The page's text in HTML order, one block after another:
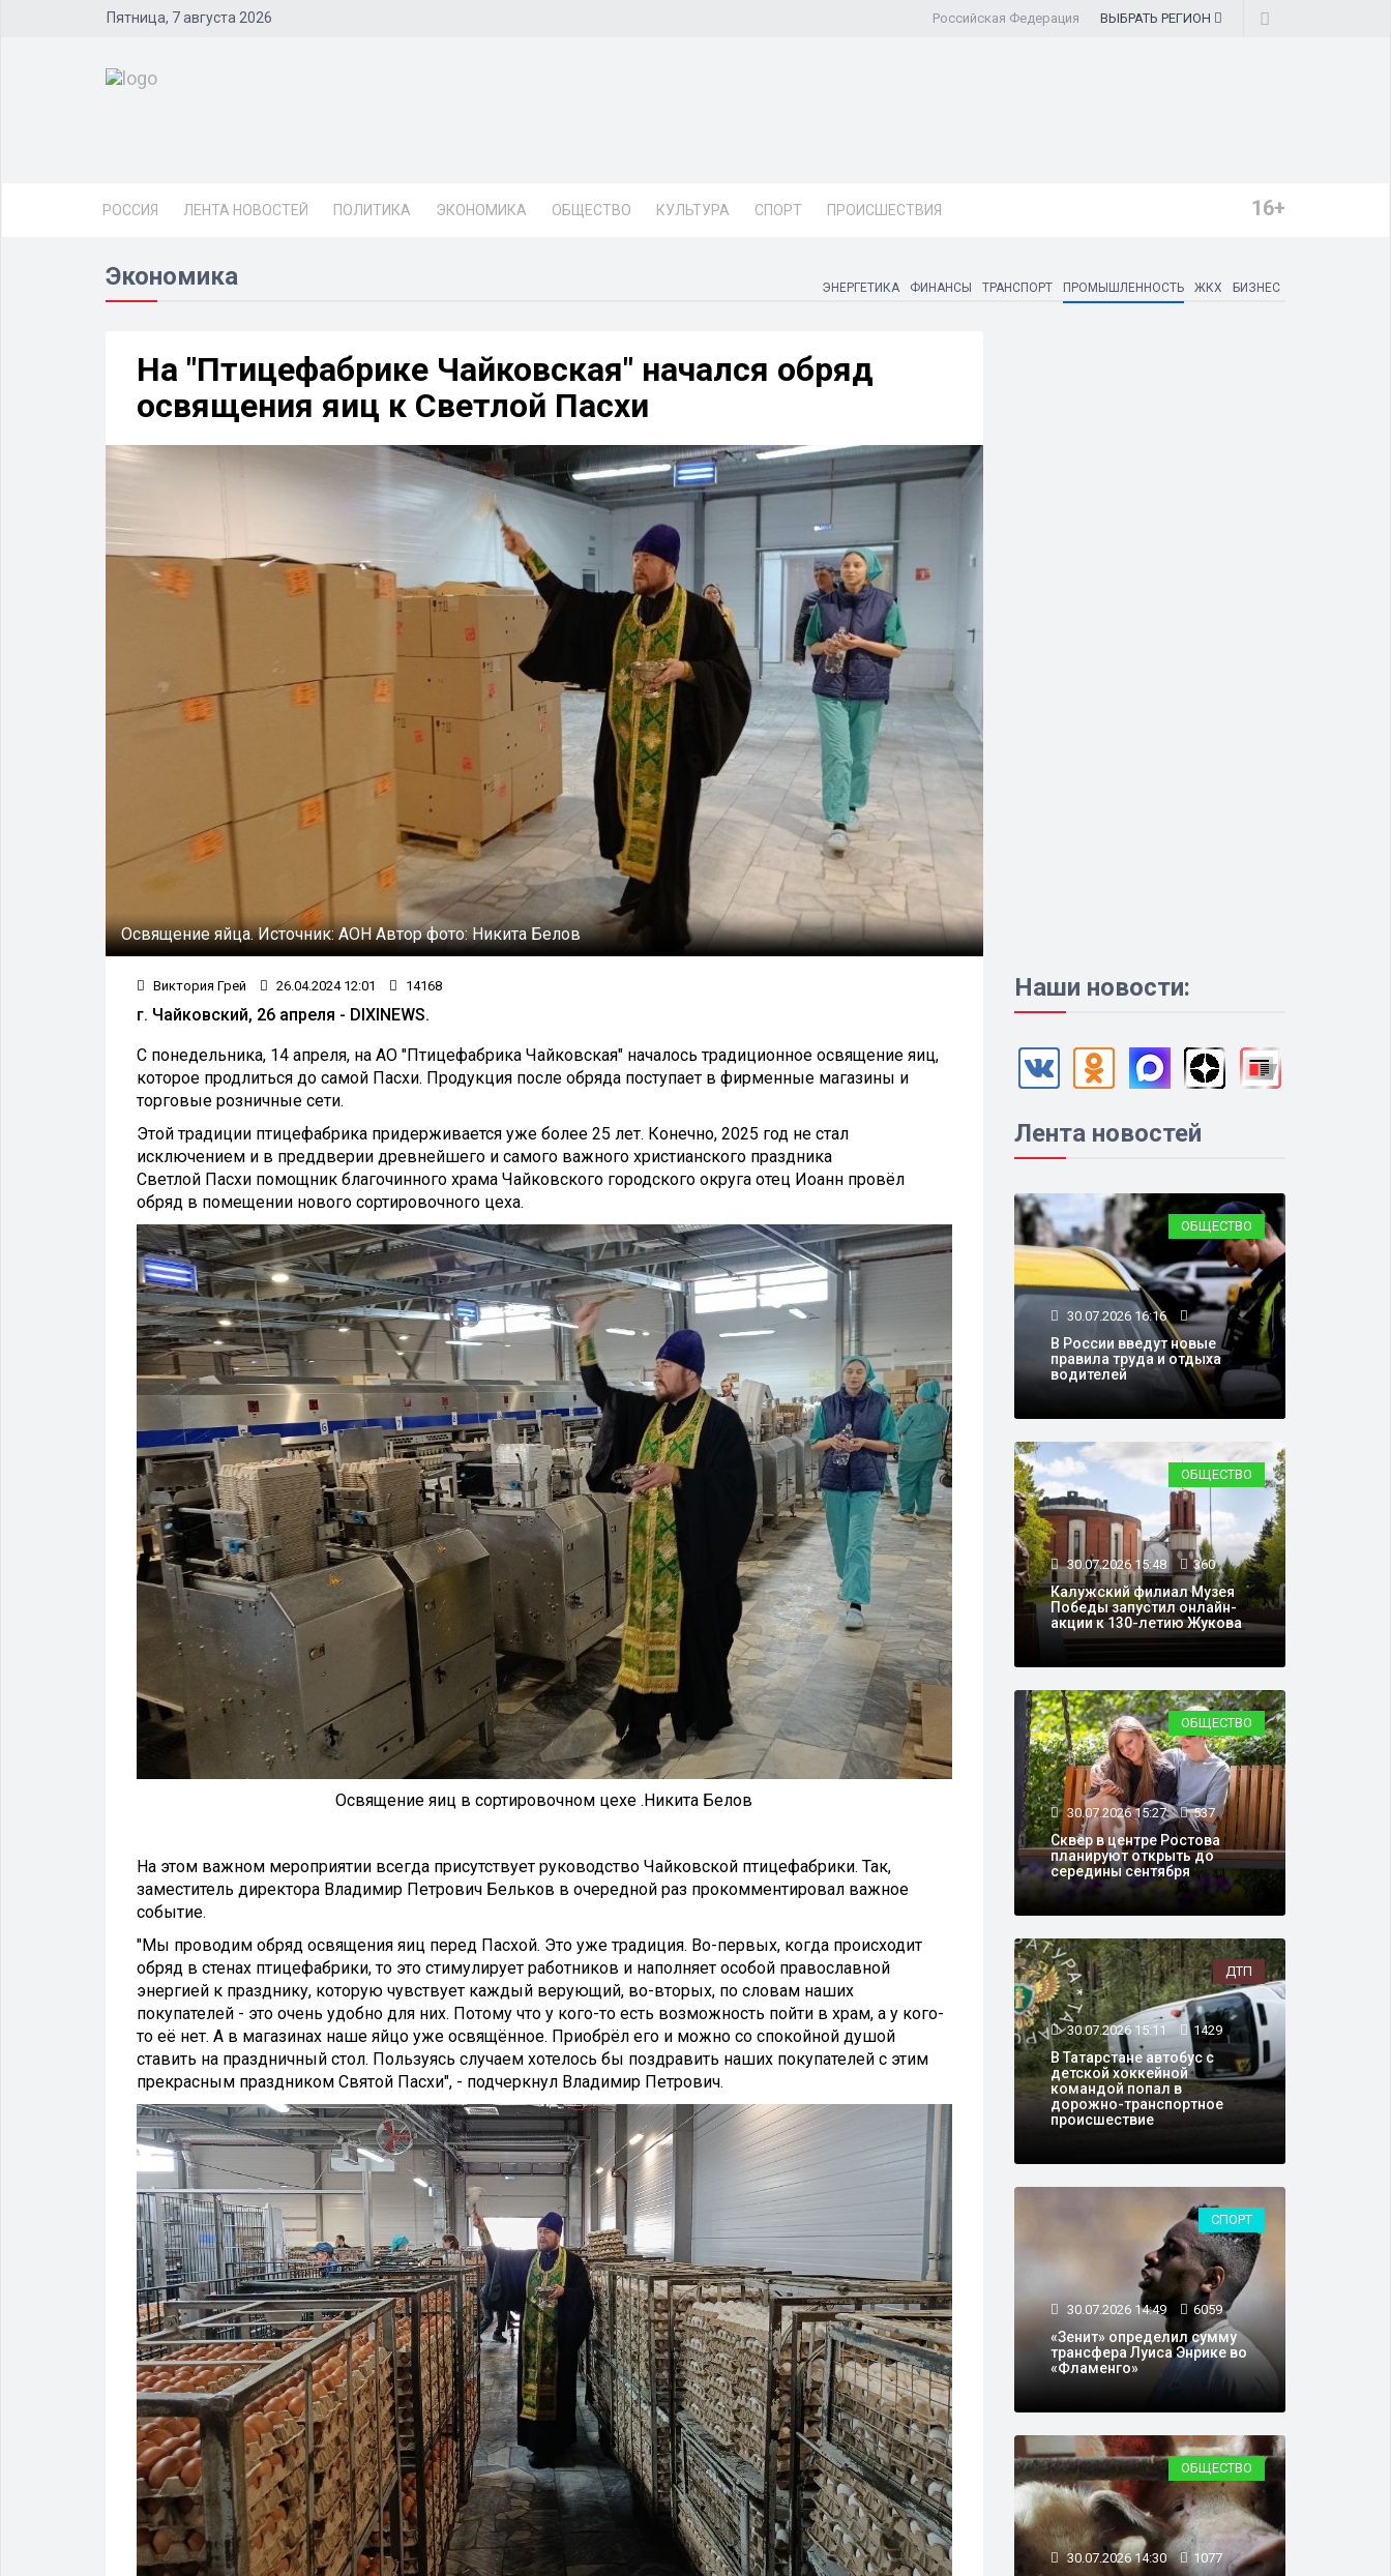
Пятница, 7 августа 2026 Российская Федерация ВЫБРАТЬ РЕГИОН
РОССИЯ ЛЕНТА НОВОСТЕЙ ПОЛИТИКА ЭКОНОМИКА ОБЩЕСТВО КУЛЬТУРА СПОРТ ПРОИСШЕСТВИЯ 16+
Экономика ЭНЕРГЕТИКА ФИНАНСЫ ТРАНСПОРТ ПРОМЫШЛЕННОСТЬ ЖКХ БИЗНЕС
На "Птицефабрике Чайковская" начался обряд
освящения яиц к Светлой Пасхи
Освящение яйца.Источник:АОНАвтор фото:Никита Белов
Виктория Грей 26.04.2024 12:01 14168
г. Чайковский, 26 апреля - DIXINEWS.
С понедельника, 14 апреля, на АО "Птицефабрика Чайковская" началось традиционное освящение яиц,
которое продлиться до самой Пасхи. Продукция после обряда поступает в фирменные магазины и
торговые розничные сети.
Этой традиции птицефабрика придерживается уже более 25 лет. Конечно, 2025 год не стал
исключением и в преддверии древнейшего и самого важного христианского праздника
Светлой Пасхи помощник благочинного храма Чайковского городского округа отец Иоанн провёл
обряд в помещении нового сортировочного цеха.
Освящение яиц в сортировочном цехе . Никита Белов
На этом важном мероприятии всегда присутствует руководство Чайковской птицефабрики. Так,
заместитель директора Владимир Петрович Бельков в очередной раз прокомментировал важное
событие.
"Мы проводим обряд освящения яиц перед Пасхой. Это уже традиция. Во-первых, когда происходит
обряд в стенах птицефабрики, то это стимулирует работников и наполняет особой православной
энергией к празднику, которую чувствует каждый верующий, во-вторых, по словам наших
покупателей - это очень удобно для них. Потому что у кого-то есть возможность пойти в храм, а у кого-
то её нет. А в магазинах наше яйцо уже освящённое. Приобрёл его и можно со спокойной душой
ставить на праздничный стол. Пользуясь случаем хотелось бы поздравить наших покупателей с этим
прекрасным праздником Святой Пасхи", - подчеркнул Владимир Петрович.
Наши новости:
Лента новостей
ОБЩЕСТВО
30.07.2026 16:16
В России введут новые
правила труда и отдыха
водителей
ОБЩЕСТВО
30.07.2026 15:48 360
Калужский филиал Музея
Победы запустил онлайн-
акции к 130-летию Жукова
ОБЩЕСТВО
30.07.2026 15:27 537
Сквер в центре Ростова
планируют открыть до
середины сентября
ДТП
30.07.2026 15:11 1429
В Татарстане автобус с
детской хоккейной
командой попал в
дорожно-транспортное
происшествие
СПОРТ
30.07.2026 14:49 6059
«Зенит» определил сумму
трансфера Луиса Энрике во
«Фламенго»
ОБЩЕСТВО
30.07.2026 14:30 1077